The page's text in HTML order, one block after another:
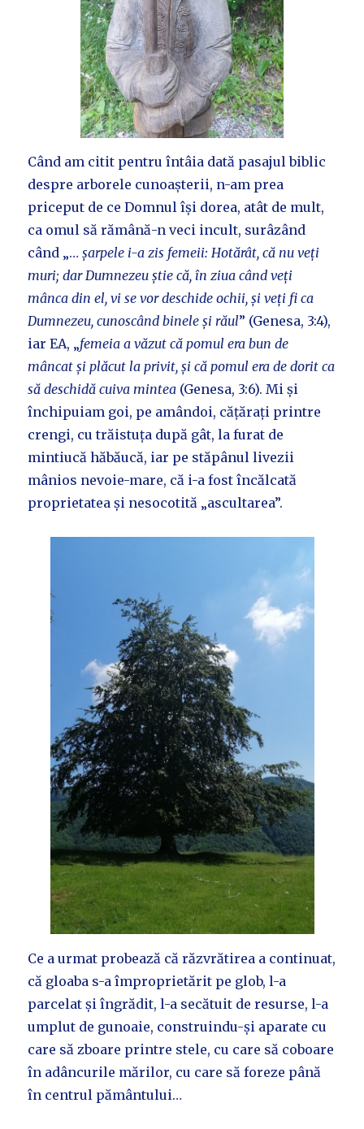
Când am citit pentru întâia dată pasajul biblic
despre arborele cunoașterii, n-am prea
priceput de ce Domnul își dorea, atât de mult,
ca omul să rămână-n veci incult, surâzând
când „…șarpele i-a zis femeii: Hotărât, că nu veți
muri; dar Dumnezeu știe că, în ziua când veți
mânca din el, vi se vor deschide ochii, și veți fi ca
Dumnezeu, cunoscând binele și răul” (Genesa, 3:4),
iar EA, „femeia a văzut că pomul era bun de
mâncat și plăcut la privit, și că pomul era de dorit ca
să deschidă cuiva mintea (Genesa, 3:6). Mi și
închipuiam goi, pe amândoi, cățărați printre
crengi, cu trăistuța după gât, la furat de
mintiucă hăbăucă, iar pe stăpânul livezii
mânios nevoie-mare, că i-a fost încălcată
proprietatea și nesocotită „ascultarea”.
Ce a urmat probează că răzvrătirea a continuat,
că gloaba s-a împroprietărit pe glob, l-a
parcelat și îngrădit, l-a secătuit de resurse, l-a
umplut de gunoaie, construindu-și aparate cu
care să zboare printre stele, cu care să coboare
în adâncurile mărilor, cu care să foreze până
în centrul pământului…